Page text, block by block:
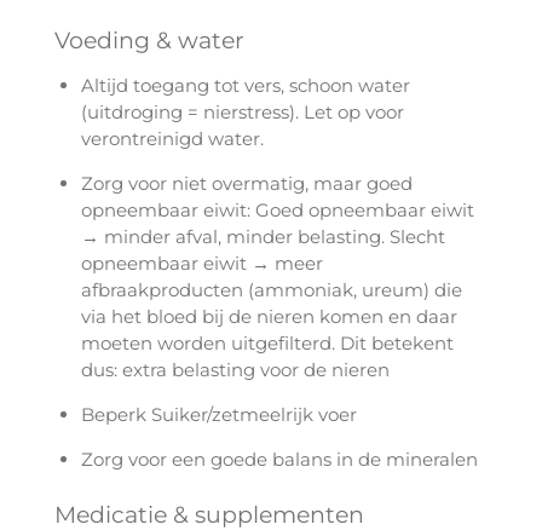
Voeding & water
Altijd toegang tot vers, schoon water
(uitdroging = nierstress). Let op voor
verontreinigd water.
Zorg voor niet overmatig, maar goed
opneembaar eiwit: Goed opneembaar eiwit
→ minder afval, minder belasting. Slecht
opneembaar eiwit → meer
afbraakproducten (ammoniak, ureum) die
via het bloed bij de nieren komen en daar
moeten worden uitgefilterd. Dit betekent
dus: extra belasting voor de nieren
Beperk Suiker/zetmeelrijk voer
Zorg voor een goede balans in de mineralen
Medicatie & supplementen